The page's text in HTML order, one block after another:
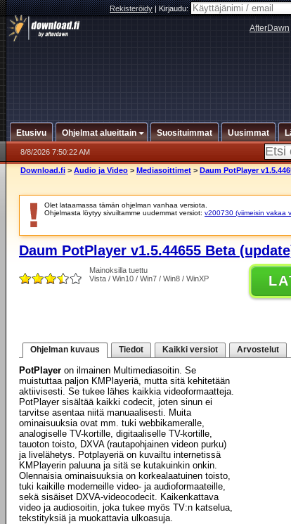
Rekisteröidy|Kirjaudu:
AfterDawn
Etusivu Ohjelmat alueittain Suosituimmat Uusimmat
8/8/2026 7:50:22 AM
Download.fi > Audio ja Video > Mediasoittimet > Daum PotPlayer
Olet lataamassa tämän ohjelman vanhaa versiota.
Ohjelmasta löytyy sivuiltamme uudemmat versiot: v200730 (viimeisin vakaa
Daum PotPlayer v1.5.44655 Beta
Mainoksilla tuettu
Vista / Win10 / Win7 / Win8 / WinXP
Ohjelman kuvaus Tiedot Kaikki versiot Arvostelut
PotPlayer on ilmainen Multimediasoitin. Se
muistuttaa paljon KMPlayeriä, mutta sitä kehitetään
aktiivisesti. Se tukee lähes kaikkia videoformaatteja.
PotPlayer sisältää kaikki codecit, joten sinun ei
tarvitse asentaa niitä manuaalisesti. Muita
ominaisuuksia ovat mm. tuki webbikameralle,
analogiselle TV-kortille, digitaaliselle TV-kortille,
tauoton toisto, DXVA (rautapohjainen videon purku)
ja livelähetys. Potplayeriä on kuvailtu internetissä
KMPlayerin paluuna ja sitä se kutakuinkin onkin.
Olennaisia ominaisuuksia on korkealaatuinen toisto,
tuki kaikille moderneille video- ja audioformaateille,
sekä sisäiset DXVA-videocodecit. Kaikenkattava
video ja audiosoitin, joka tukee myös TV:n katselua,
tekstityksiä ja muokattavia ulkoasuja.